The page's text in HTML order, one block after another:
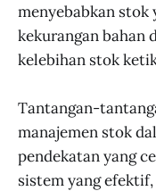
menyebabkan stok
kekurangan bahan
kelebihan stok
Tantangan-
manajemen stok
pendekatan yang
sistem yang